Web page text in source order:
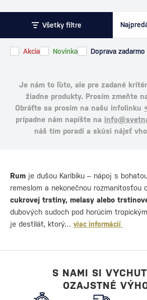
Všetky filtre
Akcia Novinka Doprava zadarmo
Je nám to ľúto, ale pre zadané
žiadne produkty. Prosím zmeňte
Obráťte sa prosím na našu infolinku
prípadne nám napíšte na
náš tím poradí a skúsi nájsť
Rum je dušou Karibiku – nápoj s
remeslom a nekonečnou rozmanitosťou
cukrovej trstiny, melasy alebo
dubových sudoch pod horúcim
je destilát, ktorý… viac informácií
S NAMI SI
OZAJSTNÉ